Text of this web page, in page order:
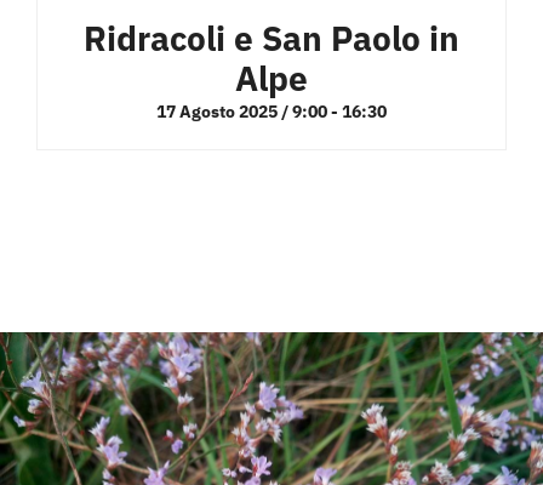
Ridracoli e San Paolo in
Alpe
17 Agosto 2025 / 9:00- 16:30